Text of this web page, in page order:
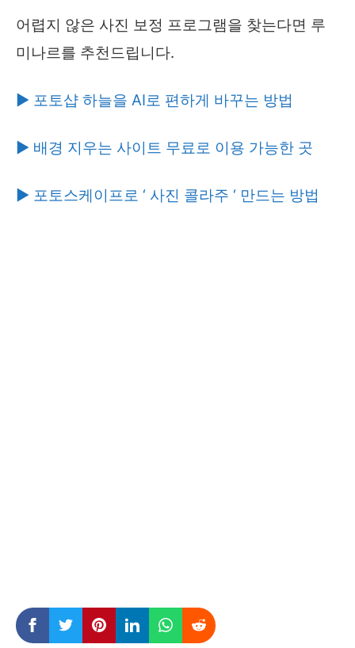
어렵지 않은 사진 보정 프로그램을 찾는다면 루
미나르를 추천드립니다.
▶ 포토샵 하늘을 AI로 편하게 바꾸는 방법
▶ 배경 지우는 사이트 무료로 이용 가능한 곳
▶ 포토스케이프로 ‘ 사진 콜라주 ‘ 만드는 방법